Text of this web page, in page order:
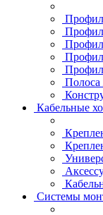
Полоса
Кабельные
Системы